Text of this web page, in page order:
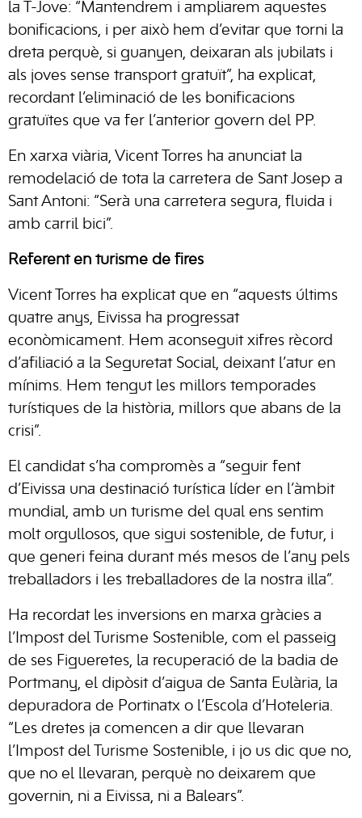
la T-Jove: “Mantendrem i ampliarem aquestes
bonificacions, i per això hem d’evitar que torni la
dreta perquè, si guanyen, deixaran als jubilats i
als joves sense transport gratuït”, ha explicat,
recordant l’eliminació de les bonificacions
gratuïtes que va fer l’anterior govern del PP.
En xarxa viària, Vicent Torres ha anunciat la
remodelació de tota la carretera de Sant Josep a
Sant Antoni: “Serà una carretera segura, fluida i
amb carril bici”.
Referent en turisme de fires
Vicent Torres ha explicat que en “aquests últims
quatre anys, Eivissa ha progressat
econòmicament. Hem aconseguit xifres rècord
d’afiliació a la Seguretat Social, deixant l’atur en
mínims. Hem tengut les millors temporades
turístiques de la història, millors que abans de la
crisi”.
El candidat s’ha compromès a “seguir fent
d’Eivissa una destinació turística líder en l’àmbit
mundial, amb un turisme del qual ens sentim
molt orgullosos, que sigui sostenible, de futur, i
que generi feina durant més mesos de l’any pels
treballadors i les treballadores de la nostra illa”.
Ha recordat les inversions en marxa gràcies a
l’Impost del Turisme Sostenible, com el passeig
de ses Figueretes, la recuperació de la badia de
Portmany, el dipòsit d’aigua de Santa Eulària, la
depuradora de Portinatx o l’Escola d’Hoteleria.
“Les dretes ja comencen a dir que llevaran
l’Impost del Turisme Sostenible, i jo us dic que no,
que no el llevaran, perquè no deixarem que
governin, ni a Eivissa, ni a Balears”.